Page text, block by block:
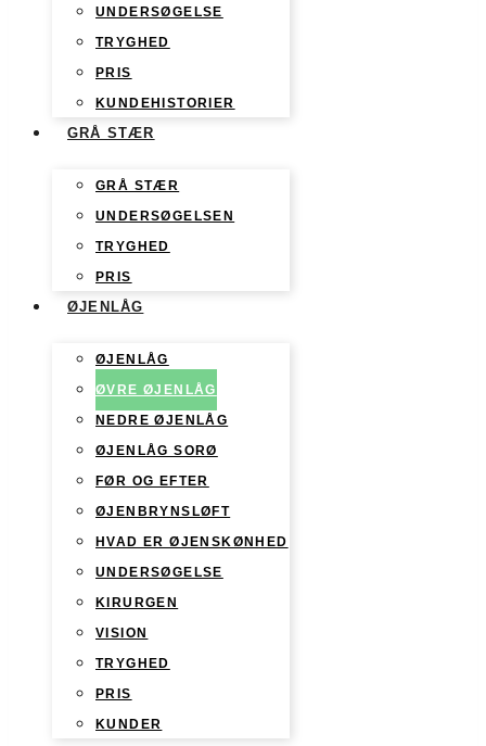
UNDERSØGELSE
TRYGHED
PRIS
KUNDEHISTORIER
GRÅ STÆR
GRÅ STÆR
UNDERSØGELSEN
TRYGHED
PRIS
ØJENLÅG
ØJENLÅG
ØVRE ØJENLÅG
NEDRE ØJENLÅG
ØJENLÅG SORØ
FØR OG EFTER
ØJENBRYNSLØFT
HVAD ER ØJENSKØNHED
UNDERSØGELSE
KIRURGEN
VISION
TRYGHED
PRIS
KUNDER